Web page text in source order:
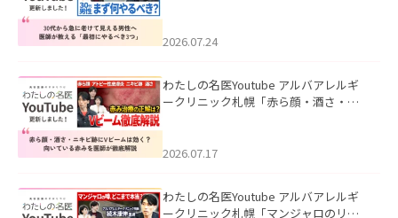
た。
2026.07.24
わたしの名医Youtube アルバアレルギ
ークリニック札幌「赤ら顔・酒さ・ニ
した。
2026.07.17
わたしの名医Youtube アルバアレルギ
ークリニック札幌「マンジャロのリア